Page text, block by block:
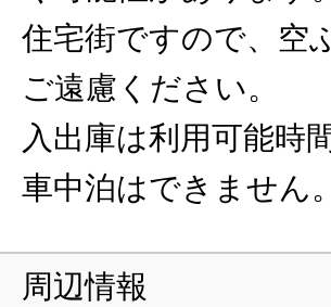
住宅街ですので、空
ご遠慮ください。
入出庫は利用可能時
車中泊はできません。
周辺情報